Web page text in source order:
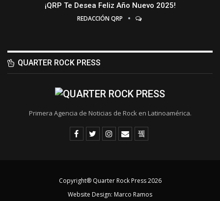
¡QRP Te Desea Feliz Año Nuevo 2025!
REDACCIÓN QRP
QUARTER ROCK PRESS
Primera Agencia de Noticias de Rock en Latinoamérica.
Copyright® Quarter Rock Press 2026
Website Design: Marco Ramos